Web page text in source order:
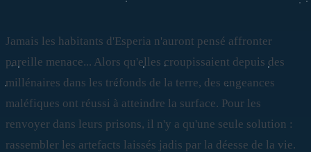
Jamais les habitants d'Esperia n'auront pensé affronter
pareille menace... Alors qu'elles croupissaient depuis des
millénaires dans les tréfonds de la terre, des engeances
maléfiques ont réussi à atteindre la surface. Pour les
renvoyer dans leurs prisons, il n'y a qu'une seule solution :
rassembler les artefacts laissés jadis par la déesse de la vie.